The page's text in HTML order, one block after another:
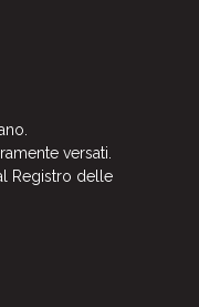
versati.
Registro delle